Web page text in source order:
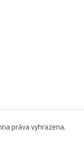
práva vyhrazena.